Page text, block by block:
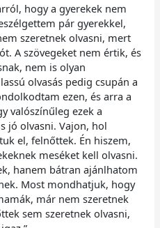
hogy a gyerekek nem
pár gyerekkel,
szeretnek olvasni, mert
A szövegeket nem értik, és
nem is olyan
olvasás pedig csupán a
ezen, és arra a
valószínűleg ezek a
jó olvasni. Vajon, hol
el, felnőttek. Én hiszem,
meséket kell olvasni.
hanem bátran ajánlhatom
Most mondhatjuk, hogy
már nem szeretnek
sem szeretnek olvasni,